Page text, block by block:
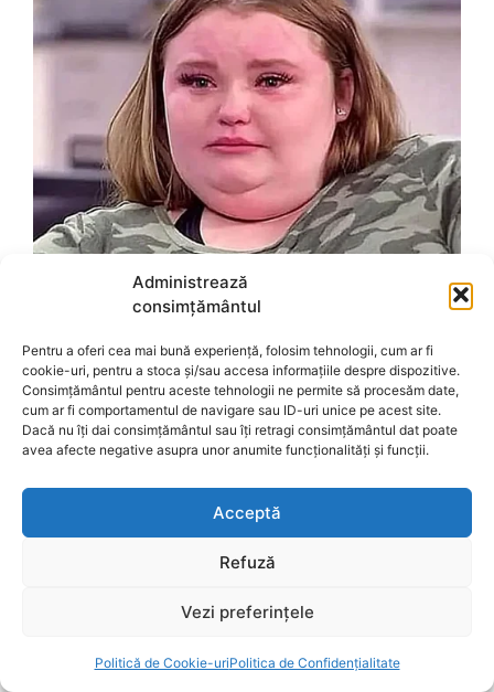
Administrează
consimțământul
Pentru a oferi cea mai bună experiență, folosim tehnologii, cum ar fi
cookie-uri, pentru a stoca și/sau accesa informațiile despre dispozitive.
Consimțământul pentru aceste tehnologii ne permite să procesăm date,
cum ar fi comportamentul de navigare sau ID-uri unice pe acest site.
Dacă nu îți dai consimțământul sau îți retragi consimțământul dat poate
avea afecte negative asupra unor anumite funcționalități și funcții.
Acceptă
Refuză
Vezi preferințele
Politică de Cookie-uriPolitica de Confidențialitate